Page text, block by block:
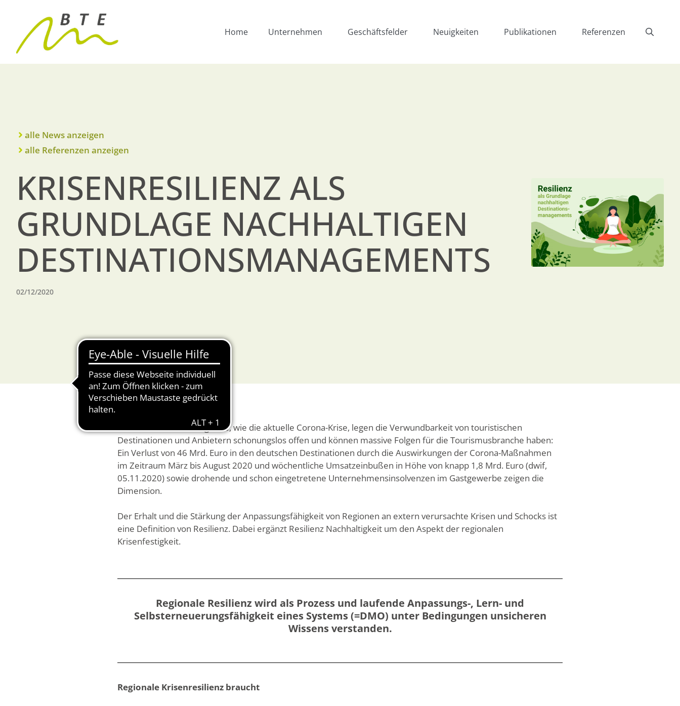
Home Unternehmen Geschäftsfelder Neuigkeiten Publikationen Referenzen
alle News anzeigen
alle Referenzen anzeigen
KRISENRESILIENZ ALS
GRUNDLAGE NACHHALTIGEN
DESTINATIONSMANAGEMENTS
02/12/2020
Krisen und Schockereignisse, wie die aktuelle Corona-Krise, legen die Verwundbarkeit von touristischen
Destinationen und Anbietern schonungslos offen und können massive Folgen für die Tourismusbranche haben:
Ein Verlust von 46 Mrd. Euro in den deutschen Destinationen durch die Auswirkungen der Corona-Maßnahmen
im Zeitraum März bis August 2020 und wöchentliche Umsatzeinbußen in Höhe von knapp 1,8 Mrd. Euro (dwif,
05.11.2020) sowie drohende und schon eingetretene Unternehmensinsolvenzen im Gastgewerbe zeigen die
Dimension.
Der Erhalt und die Stärkung der Anpassungsfähigkeit von Regionen an extern verursachte Krisen und Schocks ist
eine Definition von Resilienz. Dabei ergänzt Resilienz Nachhaltigkeit um den Aspekt der regionalen
Krisenfestigkeit.
Regionale Resilienz wird als Prozess und laufende Anpassungs-, Lern- und
Selbsterneuerungsfähigkeit eines Systems (=DMO) unter Bedingungen unsicheren
Wissens verstanden.
Regionale Krisenresilienz braucht